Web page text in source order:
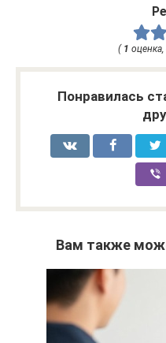
( 1
Понравилась
Вам также